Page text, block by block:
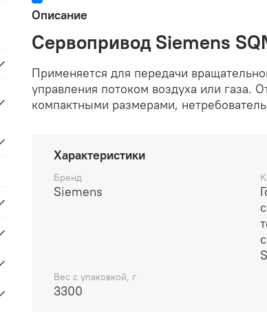
Описание
Сервопривод Siemens
Применяется для передачи
управления потоком воздуха или газа.
компактными размерами,
Характеристики
Бренд
Siemens
Вес с упаковкой, г
3300